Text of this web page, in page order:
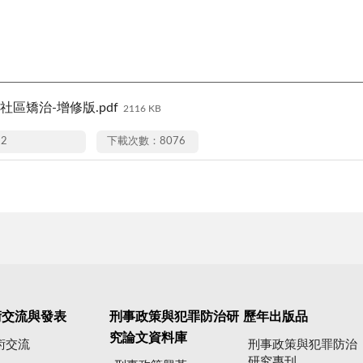
區矯治-增修版.pdf 2116 KB
下載次數：8076
流與發表
交流
刑事政策與犯罪防治研
究論文資料庫
歷年出版品
刑事政策與犯罪防治